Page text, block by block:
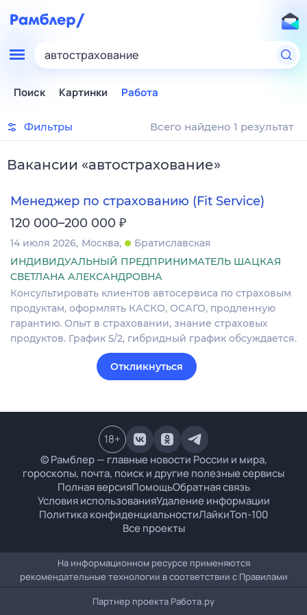
автострахование
Поиск Картинки Работа
Фильтры Всего найдено 1 результат
Вакансии «автострахование»
Менеджер по страхованию (Fit Service)
120 000–200 000 ₽
14 июля 2026 Москва
Братиславская
ИНДИВИДУАЛЬНЫЙ ПРЕДПРИНИМАТЕЛЬ ШАЦКАЯ
СВЕТЛАНА АЛЕКСАНДРОВНА
Консультировать клиентов автосервиса по страховым
продуктам, оформлять КАСКО, ОСАГО, продленную
гарантию. Опыт в страховании, знание страховых
продуктов. График 5/2, гибридный график обсуждается.
Откликнуться
© Рамблер — главные новости России и мира,
гороскопы, почта, поиск и другие полезные сервисы
Полная версияПомощьОбратная связь
Условия использованияУдаление информации
Политика конфиденциальностиЛайкиТоп-100
Все проекты
18+
На информационном ресурсе применяются
рекомендательные технологии в соответствии с Правилами
Партнер проекта Работа.ру